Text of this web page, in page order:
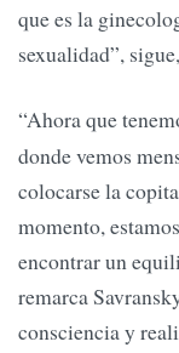
que es la
sexualidad”, sigue,
“Ahora que
donde vemos
colocarse la
momento,
encontrar un
remarca
consciencia y